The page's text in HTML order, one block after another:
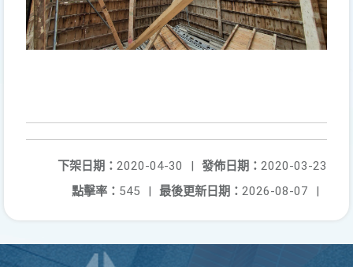
發佈日期： 2020-03-23
下架日期： 2020-04-30
|
最後更新日期： 2026-08-07 |
點擊率： 545 |